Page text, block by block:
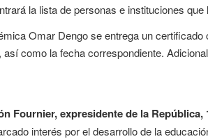
la lista de personas e instituciones
Omar Dengo se entrega un
como la fecha correspondiente.
Fournier, expresidente de la República,
interés por el desarrollo de la